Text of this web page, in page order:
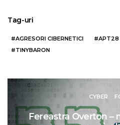
Tag-uri
AGRESORI CIBERNETICI APT28
TINYBARON
CYBER
Fereastra Overton –